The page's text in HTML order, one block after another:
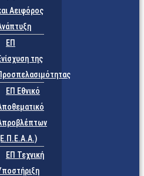
Αειφόρος
ΕΠ
της
ΕΠ Εθνικό
ΕΠ Τεχνική